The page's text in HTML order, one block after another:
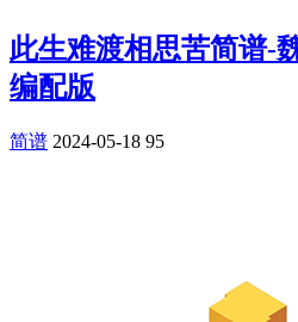
此生难渡相思苦简谱-
编配版
简谱 2024-05-18 95